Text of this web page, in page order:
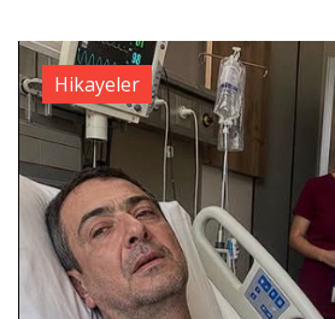
Hikayeler